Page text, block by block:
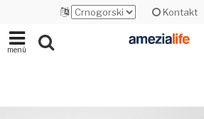
Kontakt
menü